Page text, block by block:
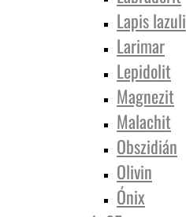
Lapis lazuli
Larimar
Lepidolit
Magnezit
Malachit
Obszidián
Olivin
Ónix